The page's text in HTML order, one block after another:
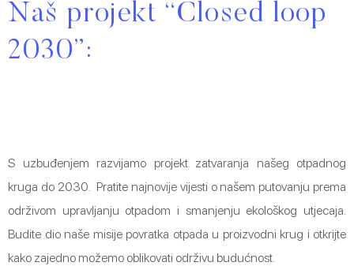
Naš projekt “Closed loop
2030”:
S uzbuđenjem razvijamo projekt zatvaranja našeg otpadnog
kruga do 2030. Pratite najnovije vijesti o našem putovanju prema
održivom upravljanju otpadom i smanjenju ekološkog utjecaja.
Budite dio naše misije povratka otpada u proizvodni krug i otkrijte
kako zajedno možemo oblikovati održivu budućnost.